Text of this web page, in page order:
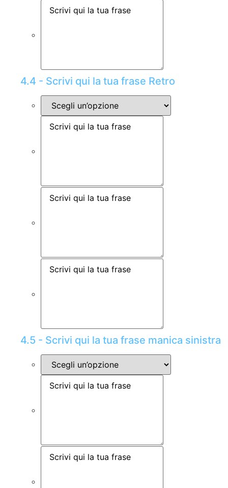
4.4 - Scrivi qui la tua frase Retro
4.5 - Scrivi qui la tua frase manica sinistra